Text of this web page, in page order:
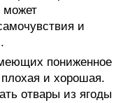
может
и
пониженное
и хорошая.
отвары из ягоды